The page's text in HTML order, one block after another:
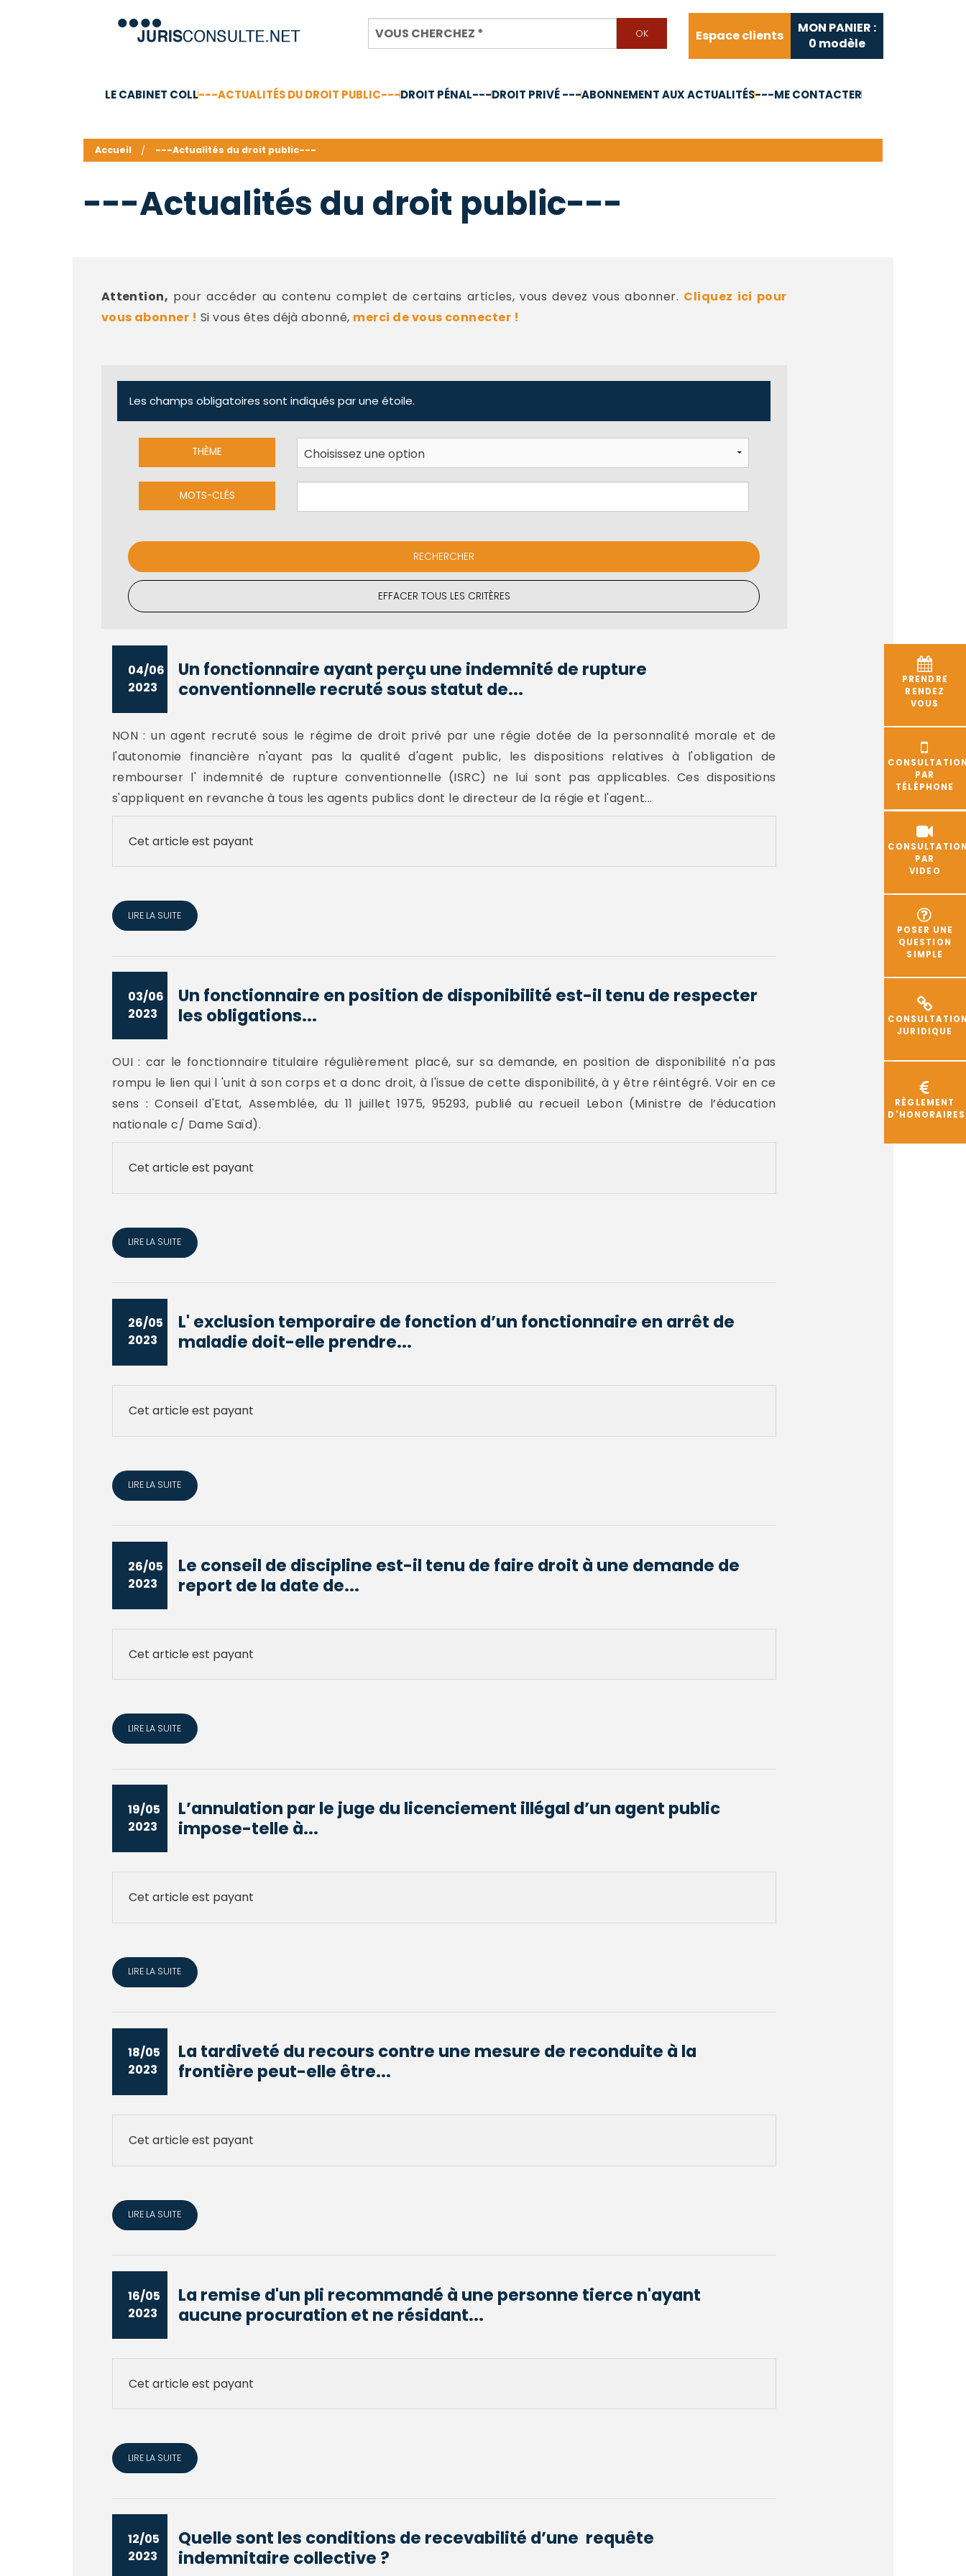
Espace clients
MON PANIER :
0 modèle
LE CABINET COLL---ACTUALITÉS DU DROIT PUBLIC---DROIT PÉNAL---DROIT PRIVÉ ---ABONNEMENT AUX ACTUALITÉS---ME CONTACTER
PRENDRE
RENDEZ
VOUS
PAR
TÉLÉPHONE
PAR
VIDEO
POSER UNE
QUESTION
SIMPLE
JURIDIQUE
RÈGLEMENT
D'HONORAIRES
Accueil ---Actualités du droit public---
---Actualités du droit public---
Attention, pour accéder au contenu complet de certains articles, vous devez vous abonner. Cliquez ici pour
vous abonner ! Si vous êtes déjà abonné, merci de vous connecter !
Les champs obligatoires sont indiqués par une étoile.
THÈME
MOTS-CLÉS
EFFACER TOUS LES CRITÈRES
04/06
2023
Un fonctionnaire ayant perçu une indemnité de rupture
conventionnelle recruté sous statut de...
NON : un agent recruté sous le régime de droit privé par une régie dotée de la personnalité morale et de
l'autonomie financière n'ayant pas la qualité d'agent public, les dispositions relatives à l'obligation de
rembourser l' indemnité de rupture conventionnelle (ISRC) ne lui sont pas applicables. Ces dispositions
s'appliquent en revanche à tous les agents publics dont le directeur de la régie et l'agent...
Cet article est payant
LIRE LA SUITE
03/06
2023
Un fonctionnaire en position de disponibilité est-il tenu de respecter
les obligations...
OUI : car le fonctionnaire titulaire régulièrement placé, sur sa demande, en position de disponibilité n'a pas
rompu le lien qui l 'unit à son corps et a donc droit, à l'issue de cette disponibilité, à y être réintégré. Voir en ce
sens : Conseil d'Etat, Assemblée, du 11 juillet 1975, 95293, publié au recueil Lebon (Ministre de l’éducation
nationale c/ Dame Saïd).
Cet article est payant
LIRE LA SUITE
26/05
2023
L' exclusion temporaire de fonction d’un fonctionnaire en arrêt de
maladie doit-elle prendre...
Cet article est payant
LIRE LA SUITE
26/05
2023
Le conseil de discipline est-il tenu de faire droit à une demande de
report de la date de...
Cet article est payant
LIRE LA SUITE
19/05
2023
L’annulation par le juge du licenciement illégal d’un agent public
impose-telle à...
Cet article est payant
LIRE LA SUITE
18/05
2023
La tardiveté du recours contre une mesure de reconduite à la
frontière peut-elle être...
Cet article est payant
LIRE LA SUITE
16/05
2023
La remise d'un pli recommandé à une personne tierce n'ayant
aucune procuration et ne résidant...
Cet article est payant
LIRE LA SUITE
12/05
2023
Quelle sont les conditions de recevabilité d’une requête
indemnitaire collective ?